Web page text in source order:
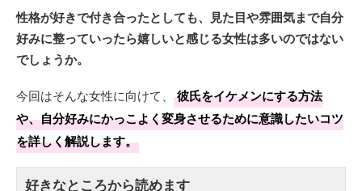
性格が好きで付き合ったとしても、見た目や雰囲気まで自分
好みに整っていったら嬉しいと感じる女性は多いのではない
でしょうか。
今回はそんな女性に向けて、
彼氏をイケメンにする方法
や、自分好みにかっこよく変身させるために意識したいコツ
を詳しく解説します。